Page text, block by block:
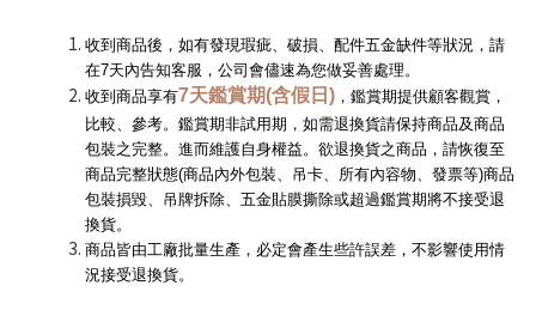
收到商品後，如有發現瑕疵、破損、配件五金缺件等狀況，請
在7天內告知客服，公司會儘速為您做妥善處理。
收到商品享有7天鑑賞期(含假日) ，鑑賞期提供顧客觀賞，
比較、參考。鑑賞期非試用期，如需退換貨請保持商品及商品
包裝之完整。進而維護自身權益。欲退換貨之商品，請恢復至
商品完整狀態(商品內外包裝、吊卡、所有內容物、發票等)商品
包裝損毀、吊牌拆除、五金貼膜撕除或超過鑑賞期將不接受退
換貨。
商品皆由工廠批量生產，必定會產生些許誤差，不影響使用情
況接受退換貨。